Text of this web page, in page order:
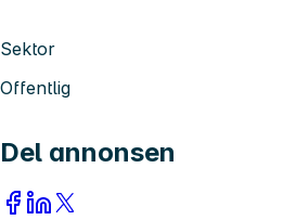
Sektor
Offentlig
Del annonsen